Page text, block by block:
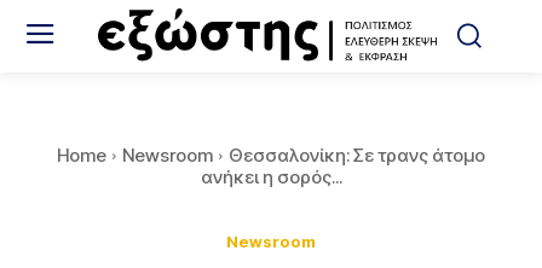
Home Newsroom
Θεσσαλονίκη: Σε τρανς άτομο
ανήκει η σορός...
Newsroom